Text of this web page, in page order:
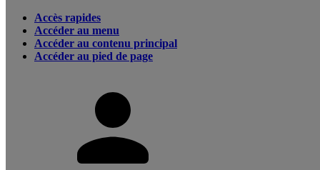
Accès rapides
Accéder au menu
Accéder au contenu principal
Accéder au pied de page